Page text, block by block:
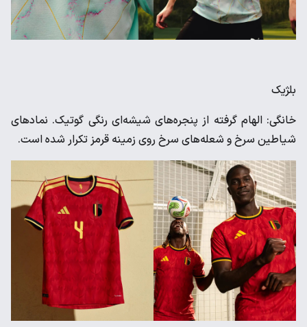
بلژیک
خانگی: الهام گرفته از پنجره‌های شیشه‌ای رنگی گوتیک. نمادهای
شیاطین سرخ و شعله‌های سرخ روی زمینه قرمز تکرار شده است.